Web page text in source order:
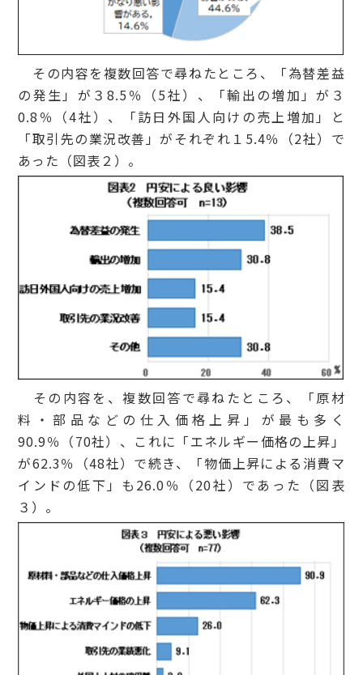
その内容を複数回答で尋ねたところ、「為替差益
の発生」が３8.5％（5社）、「輸出の増加」が３
0.8％（4社）、「訪日外国人向けの売上増加」と
「取引先の業況改善」がそれぞれ１5.4％（2社）で
あった（図表２）。
その内容を、複数回答で尋ねたところ、「原材
料・部品などの仕入価格上昇」が最も多く
90.9％（70社）、これに「エネルギー価格の上昇」
が62.3％（48社）で続き、「物価上昇による消費マ
インドの低下」も26.0％（20社）であった（図表
３）。